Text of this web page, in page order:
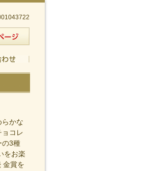
らかな
ョコレ
の3種
をお楽
金賞を